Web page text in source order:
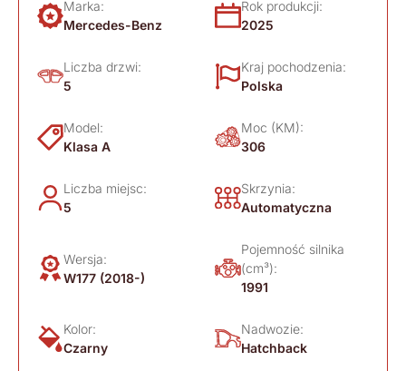
Marka:
Mercedes-Benz
Rok produkcji:
2025
Liczba drzwi:
5
Kraj pochodzenia:
Polska
Model:
Klasa A
Moc (KM):
306
Liczba miejsc:
5
Skrzynia:
Automatyczna
Wersja:
W177 (2018-)
Pojemność silnika
(cm³):
1991
Kolor:
Czarny
Nadwozie:
Hatchback